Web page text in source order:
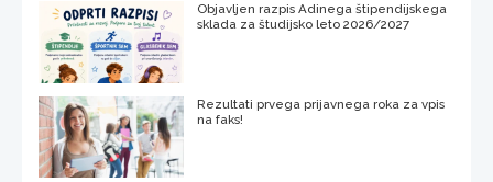
Objavljen razpis Adinega štipendijskega
sklada za študijsko leto 2026/2027
Rezultati prvega prijavnega roka za vpis
na faks!